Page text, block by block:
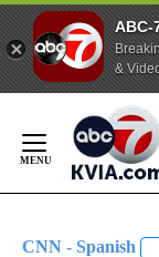
ABC-
&
Content
CNN - Spanish